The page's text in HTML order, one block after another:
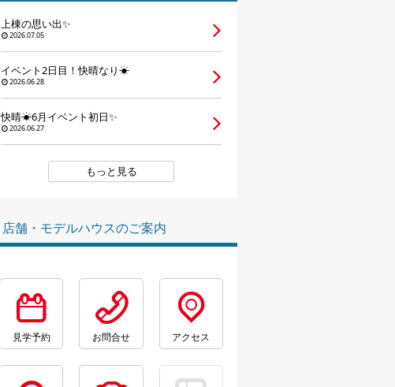
上棟の思い出✨
2026.07.05
イベント2日目！快晴なり☀
2026.06.28
快晴☀6月イベント初日✨
2026.06.27
もっと見る
店舗・モデルハウスのご案内
見学予約 お問合せ アクセス